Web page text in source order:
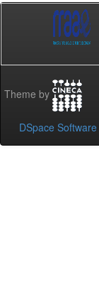
Theme by
DSpace Software